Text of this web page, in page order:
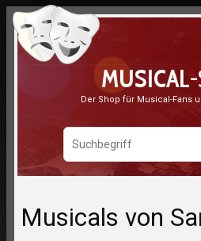
MUSICAL
Der Shop für Musical-Fans
Musicals von